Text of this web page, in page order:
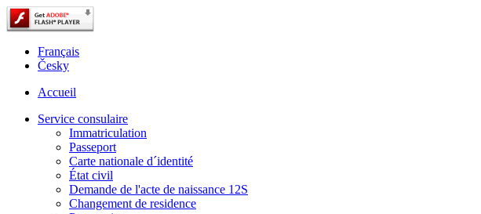
Français
Česky
Accueil
Service consulaire
Immatriculation
Passeport
Carte nationale d´identité
État civil
Demande de l'acte de naissance 12S
Changement de residence